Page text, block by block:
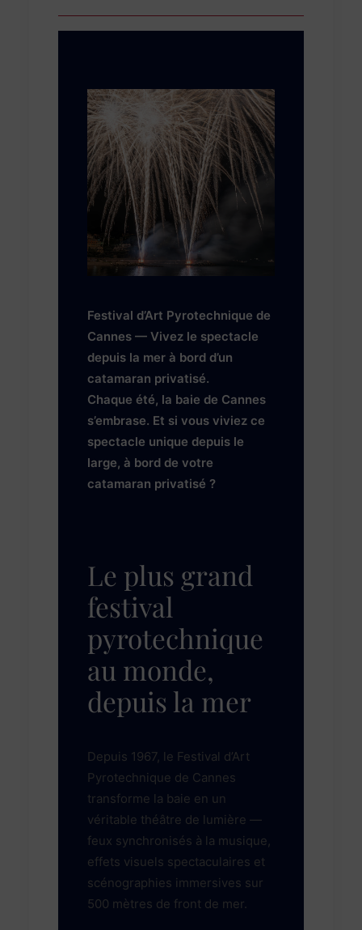
Festival d’Art Pyrotechnique de
Cannes — Vivez le spectacle
depuis la mer à bord d’un
catamaran privatisé.
Chaque été, la baie de Cannes
s’embrase. Et si vous viviez ce
spectacle unique depuis le
large, à bord de votre
catamaran privatisé ?
Le plus grand
festival
pyrotechnique
au monde,
depuis la mer
Depuis 1967, le Festival d’Art
Pyrotechnique de Cannes
transforme la baie en un
véritable théâtre de lumière —
feux synchronisés à la musique,
effets visuels spectaculaires et
scénographies immersives sur
500 mètres de front de mer.